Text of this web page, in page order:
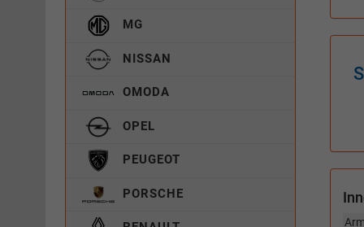
MG
NISSAN
OMODA
OPEL
PEUGEOT
PORSCHE